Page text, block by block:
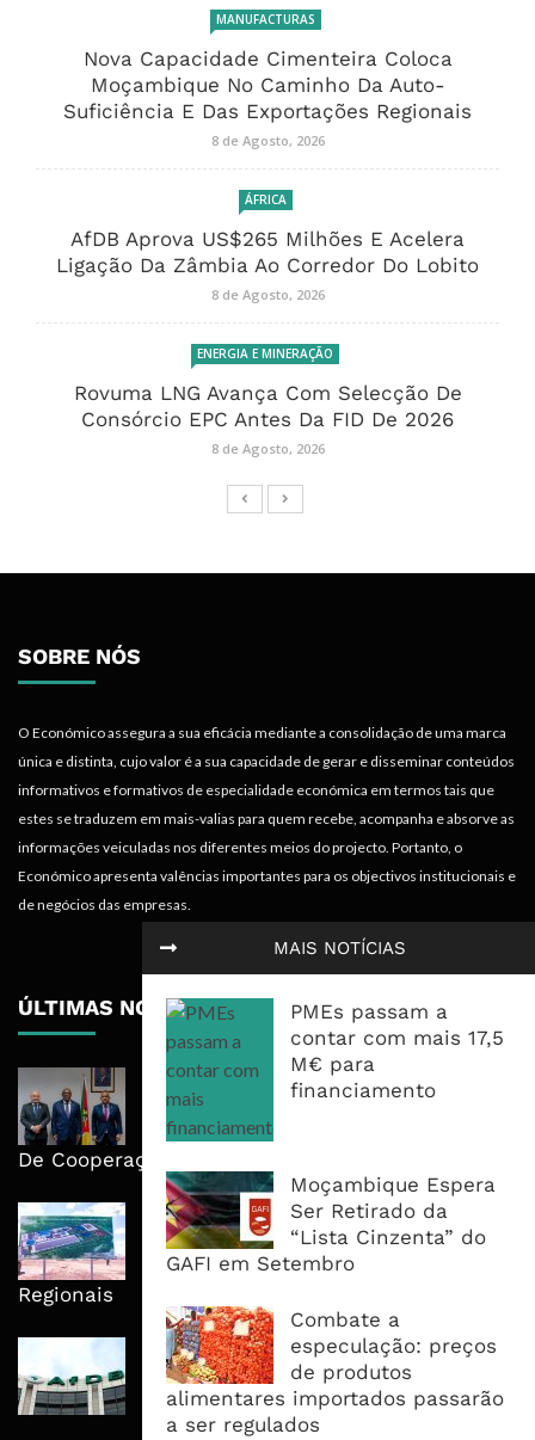
MAIS NOTÍCIAS
PMEs passam a
contar com mais 17,5
M€ para
financiamento
Moçambique Espera
Ser Retirado da
“Lista Cinzenta” do
GAFI em Setembro
Combate a
especulação: preços
de produtos
alimentares importados passarão
a ser regulados
MANUFACTURAS
Nova Capacidade Cimenteira Coloca
Moçambique No Caminho Da Auto-
Suficiência E Das Exportações Regionais
8 de Agosto, 2026
ÁFRICA
AfDB Aprova US$265 Milhões E Acelera
Ligação Da Zâmbia Ao Corredor Do Lobito
8 de Agosto, 2026
ENERGIA E MINERAÇÃO
Rovuma LNG Avança Com Selecção De
Consórcio EPC Antes Da FID De 2026
8 de Agosto, 2026
SOBRE NÓS
O Económico assegura a sua eficácia mediante a consolidação de uma marca
única e distinta, cujo valor é a sua capacidade de gerar e disseminar conteúdos
informativos e formativos de especialidade económica em termos tais que
estes se traduzem em mais-valias para quem recebe, acompanha e absorve as
informações veiculadas nos diferentes meios do projecto. Portanto, o
Económico apresenta valências importantes para os objectivos institucionais e
de negócios das empresas.
ÚLTIMAS NOTÍCIAS
Moçambique E ECA Colocam
Emprego, Industrialização E
Execução No Centro Da Nova Agenda
De Cooperação
Nova Capacidade Cimenteira Coloca
Moçambique No Caminho Da Auto-
Suficiência E Das Exportações
Regionais
AfDB Aprova US$265 Milhões E
Acelera Ligação Da Zâmbia Ao
Corredor Do Lobito